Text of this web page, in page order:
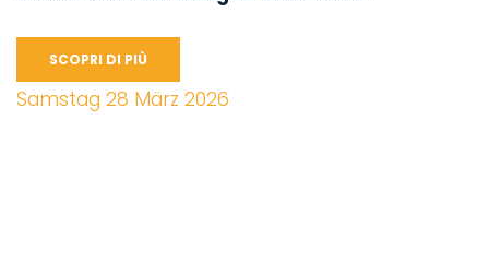
SCOPRI DI PIÙ
Samstag 28 März 2026